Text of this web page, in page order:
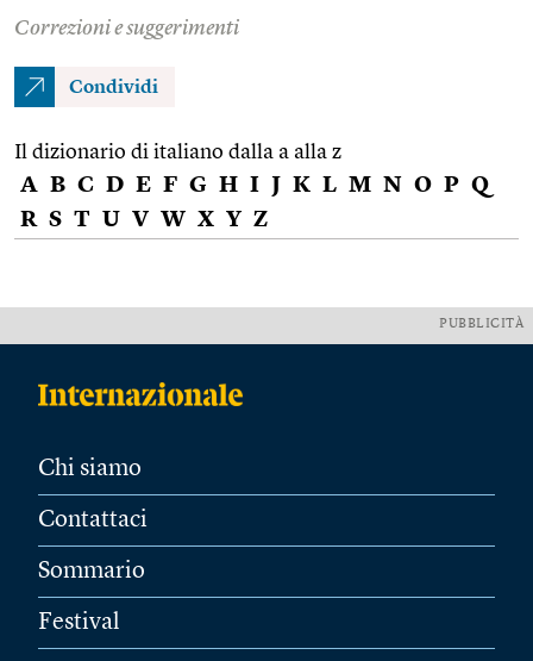
Correzioni e suggerimenti
Condividi
Il dizionario di italiano dalla a alla z
A B C D E F G H I J K L M N O P Q
R S T U V W X Y Z
PUBBLICITÀ
Chi siamo
Contattaci
Sommario
Festival